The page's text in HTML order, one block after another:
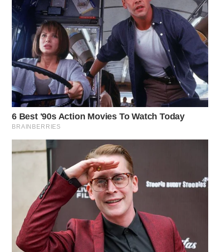
WAHANA
OTOMOTIF
WAHANA
HEALTH
WAHANA
DESA
WISATA
LAPAK
WAHANA
KONSUMEN
LISTRIK
MASYARAKAT
KELISTRIKAN